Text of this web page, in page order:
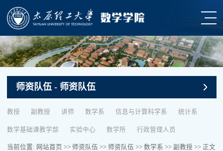
师资队伍 - 师资队伍
教授 副教授 讲师 数学系 信息与计算科学系 统计系
数学基础课教学部 实验中心 数学所 行政管理人员
当前位置: 网站首页 >> 师资队伍 >> 师资队伍 >> 数学系 >> 副教授 >> 正文